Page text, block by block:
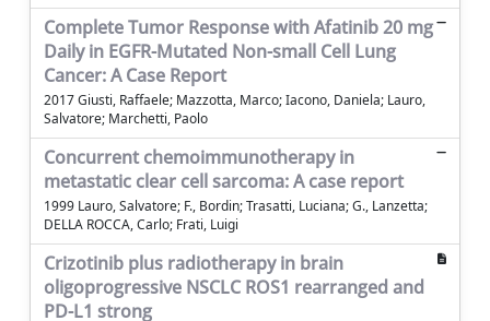
Complete Tumor Response with Afatinib 20 mg
Daily in EGFR-Mutated Non-small Cell Lung
Cancer: A Case Report
2017 Giusti, Raffaele; Mazzotta, Marco; Iacono, Daniela; Lauro,
Salvatore; Marchetti, Paolo
Concurrent chemoimmunotherapy in
metastatic clear cell sarcoma: A case report
1999 Lauro, Salvatore; F., Bordin; Trasatti, Luciana; G., Lanzetta;
DELLA ROCCA, Carlo; Frati, Luigi
Crizotinib plus radiotherapy in brain
oligoprogressive NSCLC ROS1 rearranged and
PD-L1 strong